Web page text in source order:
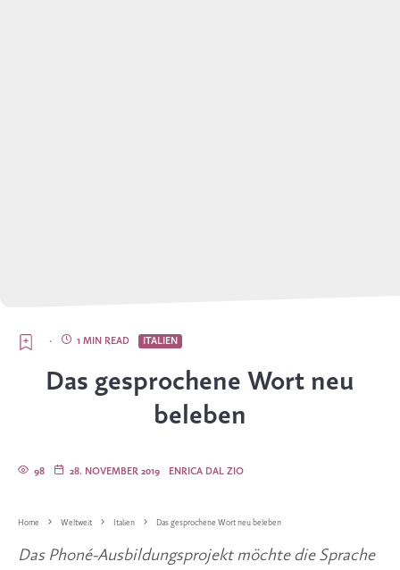
ITALIEN
1 MIN READ
·
Das gesprochene Wort neu
beleben
ENRICA DAL ZIO
28. NOVEMBER 2019
98
Home Weltweit Italien Das gesprochene Wort neu beleben
Das Phoné-Ausbildungsprojekt möchte die Sprache